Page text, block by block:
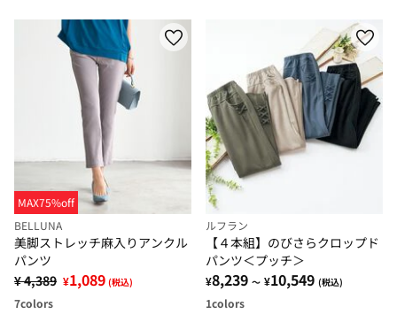
MAX75%off
BELLUNA
美脚ストレッチ麻入りアンクル
パンツ
¥ 4,389 ¥1,089 (税込)
7colors
ルフラン
【４本組】のびさらクロップド
パンツ＜プッチ＞
¥8,239 ～ ¥10,549 (税込)
1colors